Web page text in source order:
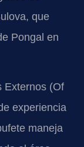
que
Pongal en
Externos (Of
experiencia
maneja